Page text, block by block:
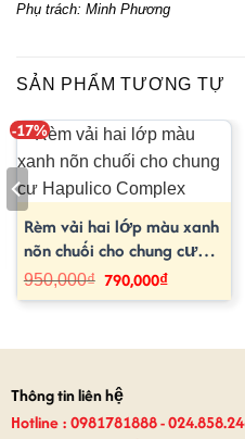
Phụ trách: Minh Phương
SẢN PHẨM TƯƠNG TỰ
-17%
Rèm vải hai lớp màu xanh
nõn chuối cho chung cư
Hapulico Complex
950,000₫ Giá
gốc
là:
790,000₫Giá
tại
Thông tin liên hệ
Hotline : 0981781888 -